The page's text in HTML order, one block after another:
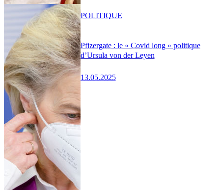
Pfizergate : le « Covid long » politique
d’Ursula von der Leyen
13.05.2025
POLITIQUE